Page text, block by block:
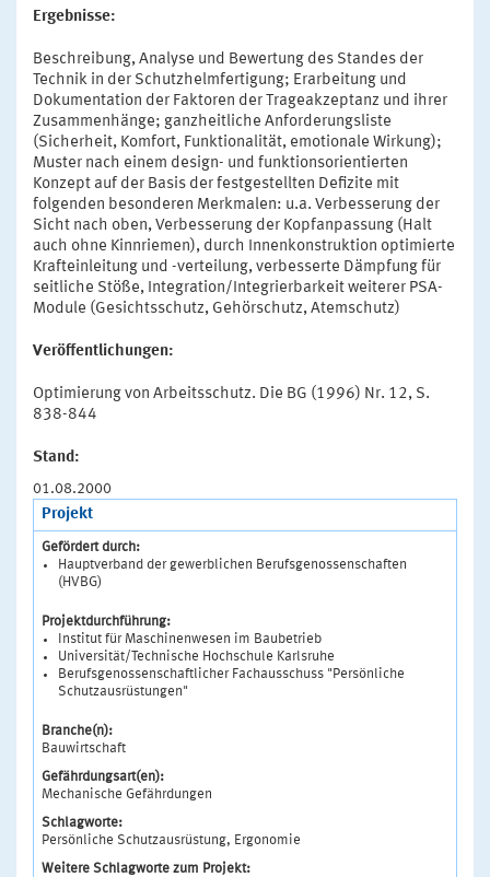
Ergebnisse:
Beschreibung, Analyse und Bewertung des Standes der
Technik in der Schutzhelmfertigung; Erarbeitung und
Dokumentation der Faktoren der Trageakzeptanz und ihrer
Zusammenhänge; ganzheitliche Anforderungsliste
(Sicherheit, Komfort, Funktionalität, emotionale Wirkung);
Muster nach einem design- und funktionsorientierten
Konzept auf der Basis der festgestellten Defizite mit
folgenden besonderen Merkmalen: u.a. Verbesserung der
Sicht nach oben, Verbesserung der Kopfanpassung (Halt
auch ohne Kinnriemen), durch Innenkonstruktion optimierte
Krafteinleitung und -verteilung, verbesserte Dämpfung für
seitliche Stöße, Integration/Integrierbarkeit weiterer PSA-
Module (Gesichtsschutz, Gehörschutz, Atemschutz)
Veröffentlichungen:
Optimierung von Arbeitsschutz. Die BG (1996) Nr. 12, S.
838-844
Stand:
01.08.2000
Projekt
Gefördert durch:
Hauptverband der gewerblichen Berufsgenossenschaften
(HVBG)
Projektdurchführung:
Institut für Maschinenwesen im Baubetrieb
Universität/Technische Hochschule Karlsruhe
Berufsgenossenschaftlicher Fachausschuss "Persönliche
Schutzausrüstungen"
Branche(n):
Bauwirtschaft
Gefährdungsart(en):
Mechanische Gefährdungen
Schlagworte:
Persönliche Schutzausrüstung, Ergonomie
Weitere Schlagworte zum Projekt: